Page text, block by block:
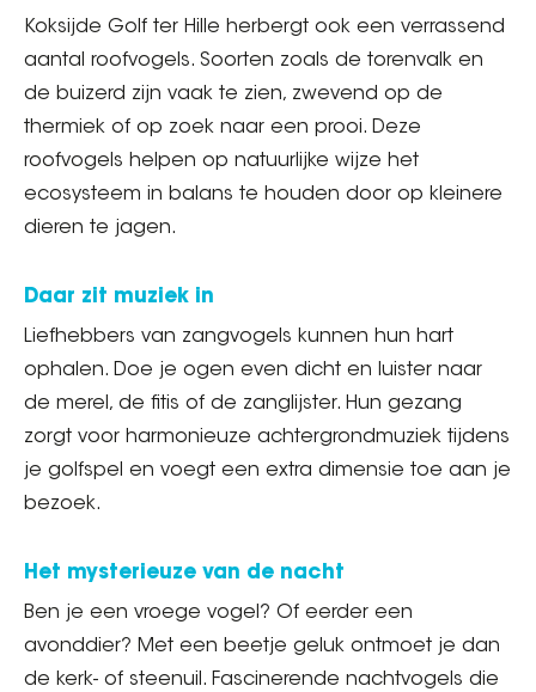
Koksijde Golf ter Hille herbergt ook een verrassend
aantal roofvogels. Soorten zoals de torenvalk en
de buizerd zijn vaak te zien, zwevend op de
thermiek of op zoek naar een prooi. Deze
roofvogels helpen op natuurlijke wijze het
ecosysteem in balans te houden door op kleinere
dieren te jagen.
Daar zit muziek in
Liefhebbers van zangvogels kunnen hun hart
ophalen. Doe je ogen even dicht en luister naar
de merel, de fitis of de zanglijster. Hun gezang
zorgt voor harmonieuze achtergrondmuziek tijdens
je golfspel en voegt een extra dimensie toe aan je
bezoek.
Het mysterieuze van de nacht
Ben je een vroege vogel? Of eerder een
avonddier? Met een beetje geluk ontmoet je dan
de kerk- of steenuil. Fascinerende nachtvogels die